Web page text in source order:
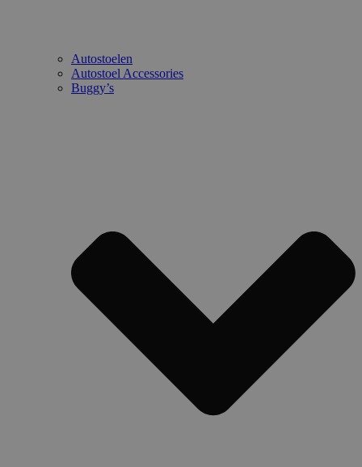
Autostoelen
Autostoel Accessories
Buggy’s